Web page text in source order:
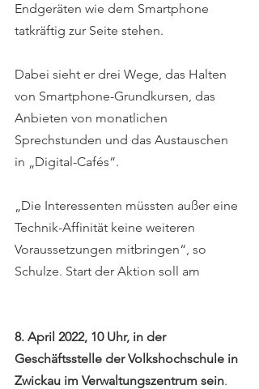
Endgeräten wie dem Smartphone
tatkräftig zur Seite stehen.
Dabei sieht er drei Wege, das Halten
von Smartphone-Grundkursen, das
Anbieten von monatlichen
Sprechstunden und das Austauschen
in „Digital-Cafés“.
„Die Interessenten müssten außer eine
Technik-Affinität keine weiteren
Voraussetzungen mitbringen“, so
Schulze. Start der Aktion soll am
8. April 2022, 10 Uhr, in der
Geschäftsstelle der Volkshochschule in
Zwickau im Verwaltungszentrum sein.